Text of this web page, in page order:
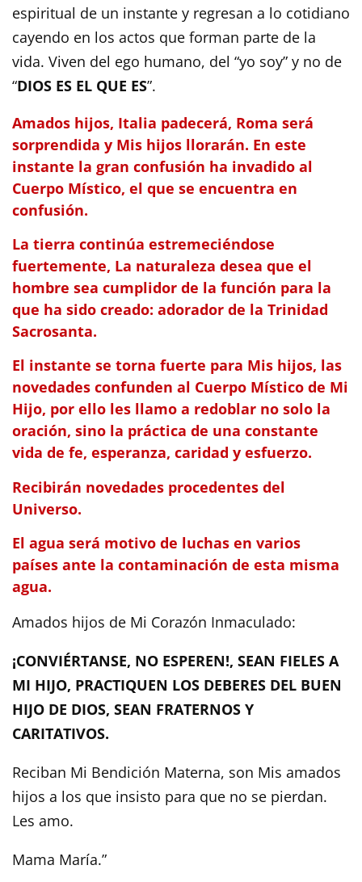
espiritual de un instante y regresan a lo cotidiano
cayendo en los actos que forman parte de la
vida. Viven del ego humano, del “yo soy” y no de
“DIOS ES EL QUE ES”.
Amados hijos, Italia padecerá, Roma será
sorprendida y Mis hijos llorarán. En este
instante la gran confusión ha invadido al
Cuerpo Místico, el que se encuentra en
confusión.
La tierra continúa estremeciéndose
fuertemente, La naturaleza desea que el
hombre sea cumplidor de la función para la
que ha sido creado: adorador de la Trinidad
Sacrosanta.
El instante se torna fuerte para Mis hijos, las
novedades confunden al Cuerpo Místico de Mi
Hijo, por ello les llamo a redoblar no solo la
oración, sino la práctica de una constante
vida de fe, esperanza, caridad y esfuerzo.
Recibirán novedades procedentes del
Universo.
El agua será motivo de luchas en varios
países ante la contaminación de esta misma
agua.
Amados hijos de Mi Corazón Inmaculado:
¡CONVIÉRTANSE, NO ESPEREN!, SEAN FIELES A
MI HIJO, PRACTIQUEN LOS DEBERES DEL BUEN
HIJO DE DIOS, SEAN FRATERNOS Y
CARITATIVOS.
Reciban Mi Bendición Materna, son Mis amados
hijos a los que insisto para que no se pierdan.
Les amo.
Mama María.”